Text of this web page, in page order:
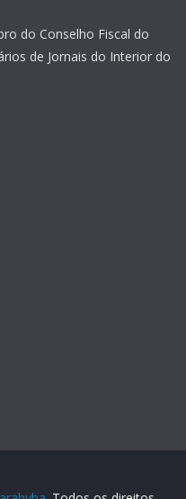
do Conselho Fiscal do
de Jornais do Interior do